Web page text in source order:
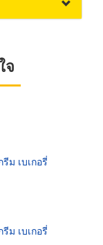
จ
ม เบเกอรี่
ม เบเกอรี่